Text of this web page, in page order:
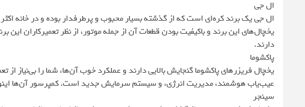
ال جی
ال جی یک برند کره‌ای است که از گذشته بسیار محبوب و پرطرفدار بوده و در خانه
یخچال‌های این برند و باکیفیت بودن قطعات آن از جمله موتور، از نظر تعمیرکاران
دارند.
پاکشوما
یخچال فریزرهای پاکشوما گنجایش بالایی دارند و عملکرد خوب آن‌ها، شما را بی‌نیاز
عیب‌یاب هوشمند، مدیریت انرژی، و سیستم سرمایش جدید است. کمپرسور آن‌ها
سینجر